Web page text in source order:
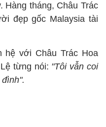
Hàng tháng, Châu Trác
đẹp gốc Malaysia tài
hệ với Châu Trác Hoa
từng nói: "Tôi vẫn coi